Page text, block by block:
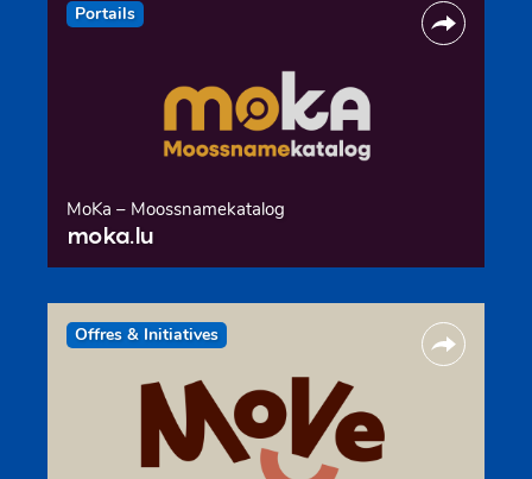
Portails
MoKa – Moossnamekatalog
moka.lu
Offres & Initiatives